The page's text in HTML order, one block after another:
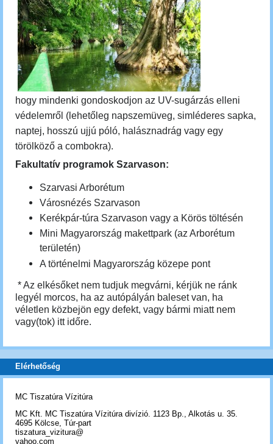
hogy mindenki gondoskodjon az UV-sugárzás elleni
védelemről (lehetőleg napszemüveg, simléderes sapka,
naptej, hosszú ujjú póló, halásznadrág vagy egy
törölköző a combokra).
Fakultatív programok Szarvason:
Szarvasi Arborétum
Városnézés Szarvason
Kerékpár-túra Szarvason vagy a Körös töltésén
Mini Magyarország makettpark (az Arborétum
területén)
A történelmi Magyarország közepe pont
* Az elkésőket nem tudjuk megvárni, kérjük ne ránk
legyél morcos, ha az autópályán baleset van, ha
véletlen közbejön egy defekt, vagy bármi miatt nem
vagy(tok) itt időre.
Elérhetőség
MC Tiszatúra Vízitúra
MC Kft. MC Tiszatúra Vízitúra divízió. 1123 Bp., Alkotás u. 35.
4695 Kölcse, Túr-part
tiszatura_vizitura@
yahoo.com